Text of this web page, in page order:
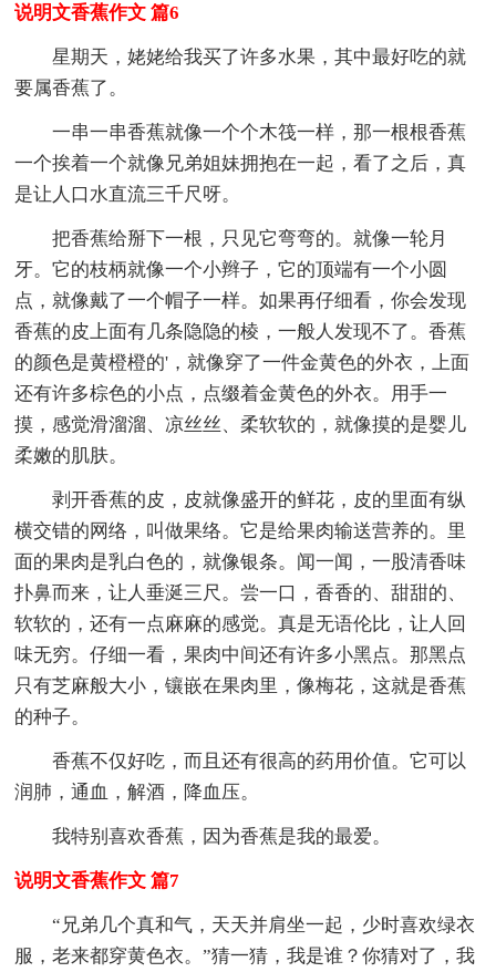
说明文香蕉作文 篇6
星期天，姥姥给我买了许多水果，其中最好吃的就
要属香蕉了。
一串一串香蕉就像一个个木筏一样，那一根根香蕉
一个挨着一个就像兄弟姐妹拥抱在一起，看了之后，真
是让人口水直流三千尺呀。
把香蕉给掰下一根，只见它弯弯的。就像一轮月
牙。它的枝柄就像一个小辫子，它的顶端有一个小圆
点，就像戴了一个帽子一样。如果再仔细看，你会发现
香蕉的皮上面有几条隐隐的棱，一般人发现不了。香蕉
的颜色是黄橙橙的'，就像穿了一件金黄色的外衣，上面
还有许多棕色的小点，点缀着金黄色的外衣。用手一
摸，感觉滑溜溜、凉丝丝、柔软软的，就像摸的是婴儿
柔嫩的肌肤。
剥开香蕉的皮，皮就像盛开的鲜花，皮的里面有纵
横交错的网络，叫做果络。它是给果肉输送营养的。里
面的果肉是乳白色的，就像银条。闻一闻，一股清香味
扑鼻而来，让人垂涎三尺。尝一口，香香的、甜甜的、
软软的，还有一点麻麻的感觉。真是无语伦比，让人回
味无穷。仔细一看，果肉中间还有许多小黑点。那黑点
只有芝麻般大小，镶嵌在果肉里，像梅花，这就是香蕉
的种子。
香蕉不仅好吃，而且还有很高的药用价值。它可以
润肺，通血，解酒，降血压。
我特别喜欢香蕉，因为香蕉是我的最爱。
说明文香蕉作文 篇7
“兄弟几个真和气，天天并肩坐一起，少时喜欢绿衣
服，老来都穿黄色衣。”猜一猜，我是谁？你猜对了，我